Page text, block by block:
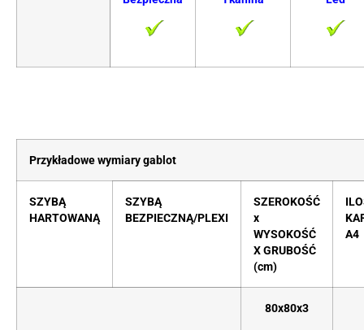
Przykładowe wymiary gablot
SZYBĄ
HARTOWANĄ
SZYBĄ
BEZPIECZNĄ/PLEXI
SZEROKOŚĆ
x
WYSOKOŚĆ
X GRUBOŚĆ
(cm)
A4
80x80x3